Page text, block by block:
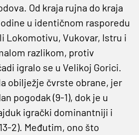
Od kraja rujna do kraja
u identičnom rasporedu
Lokomotivu, Vukovar, Istru i
razlikom, protiv
igralo se u Velikoj Gorici.
obilježje čvrste obrane, jer
pogodak (9-1), dok je u
igrački dominantniji i
2). Međutim, ono što